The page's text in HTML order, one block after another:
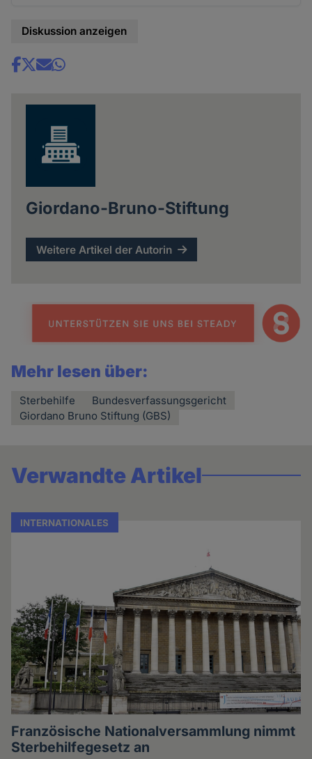
Diskussion anzeigen
Share
Giordano-Bruno-Stiftung
Weitere Artikel der Autorin
Mehr lesen über:
Sterbehilfe
Bundesverfassungsgericht
Giordano Bruno Stiftung (GBS)
Verwandte Artikel
INTERNATIONALES
Französische Nationalversammlung nimmt
Sterbehilfegesetz an